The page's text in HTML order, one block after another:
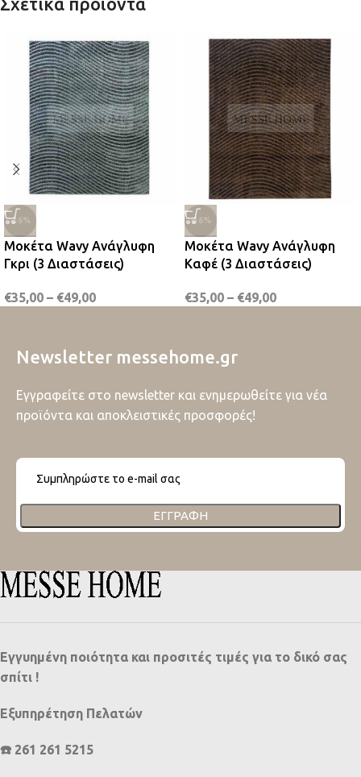
-36%
Μοκέτα Wavy Ανάγλυφη
Γκρι (3 Διαστάσεις)
€35,00 – €49,00
-36%
Μοκέτα Wavy Ανάγλυφη
Καφέ (3 Διαστάσεις)
€35,00 – €49,00
Newsletter messehome.gr
Εγγραφείτε στο newsletter και ενημερωθείτε για νέα
προϊόντα και αποκλειστικές προσφορές!
ΕΓΓΡΑΦΉ
Εγγυημένη ποιότητα και προσιτές τιμές για το δικό σας
σπίτι !
Εξυπηρέτηση Πελατών
☎️ 261 261 5215